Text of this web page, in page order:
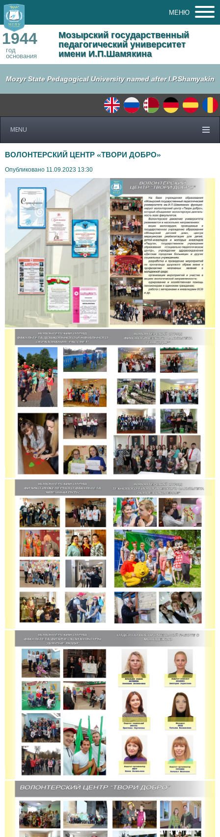
МЕНЮ
1944
год
основания
Мозырский государственный
педагогический университет
имени И.П.Шамякина
Mozyr State Pedagogical University named after I.P.Shamyakin
MENU
ВОЛОНТЕРСКИЙ ЦЕНТР «ТВОРИ ДОБРО»
Опубликовано 11.09.2023 13:30